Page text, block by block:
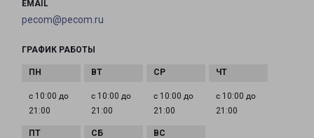
EMAIL
pecom@pecom.ru
ГРАФИК РАБОТЫ
с 10:00 до
21:00
с 10:00 до
21:00
с 10:00 до
21:00
с 10:00 до
21:00